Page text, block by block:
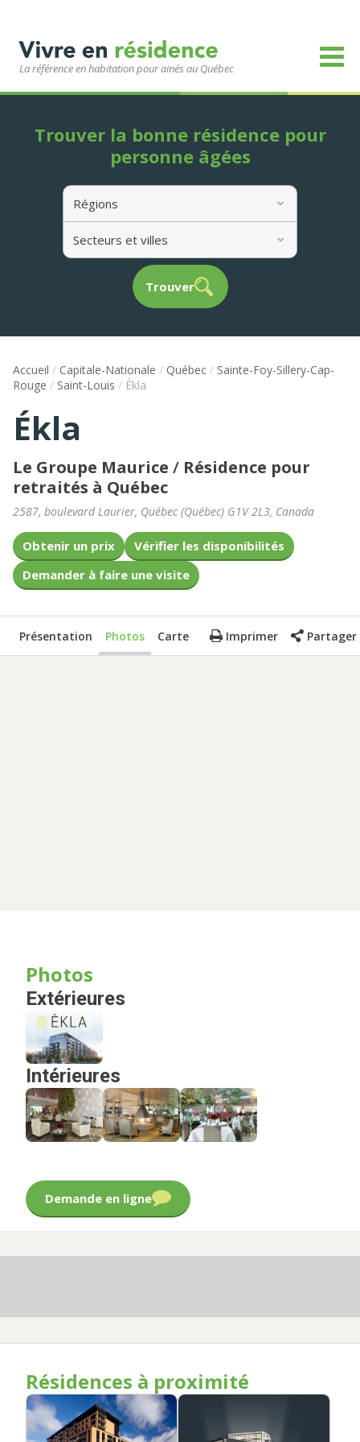
La référence en habitation pour ainés au Québec
Régions
Secteurs et villes
Trouver
Trouver la bonne résidence pour
personne âgées
Accueil / Capitale-Nationale / Québec / Sainte-Foy-Sillery-Cap-
Rouge / Saint-Louis / Ékla
Ékla
Le Groupe Maurice / Résidence pour
retraités à Québec
2587, boulevard Laurier, Québec(Québec) G1V 2L3, Canada
Obtenir un prix
Vérifier les disponibilités
Demander à faire une visite
Présentation Photos Carte Imprimer Partager
Photos
Extérieures
Intérieures
Demande en ligne
Résidences à proximité